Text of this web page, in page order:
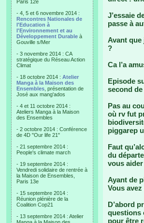
Paris 12e
- 4, 5 et 6 novembre 2014 :
Rencontres Nationales de
l'Education à
l'Environnement et au
Développement Durable à
Gouville s/Mer
- 3 novembre 2014 : CA
stratégique du Réseau Action
Climat
- 18 octobre 2014 : Atelier
Manga à la Maison des
Ensembles , présentation de
José aux mang'ados
- 4 et 11 octobre 2014 :
Ateliers Manga à la Maison
des Ensembles
- 2 octobre 2014 : Conférence
de 4D "Our life 21"
- 21 septembre 2014 :
People's climate march
- 19 septembre 2014 :
Vendredi solidaire de rentrée à
la Maison de Ensembles,
Paris 13e
- 15 septembre 2014 :
Réunion plénière de la
Coalition Cop21
- 13 septembre 2014 : Atelier
J’essaie
passe à
Avant que
?
Ca l’a
Episode
second
Pas au
où rv fut
piggarep
Faut
du
vous
Ayant de
Vous
D’abord
questions
pour être